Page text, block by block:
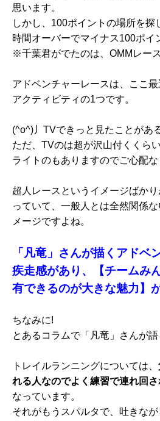
思います。
しかし、100ポイントの場所を探
時間オーバーでマイナス100ポイ
※千葉君がでたのは、OMMレー
アドベンチャーレースは、ここ最
アクティビティの1つです。
(^o^)丿TVできっと見たことがあ
ただ、TVのは超が沢山付くくら
ライトのもありますのでご心配な
超人レースというイメージばか
っていて、一般人とは全然関係
メージですよね。
「凡竜」さんが描くアドベ
疾走感があり、【チームみ
有できるのが大きな魅力】
ちなみに!
とあるコラムで「凡竜」さんが語
トレイルランニングについては、
れる人なのでよく練習で連れ回
なっています。
それがもうスパルタで、吐きな